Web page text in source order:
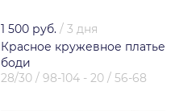
1 500 руб. / 3 дня
Красное кружевное платье
боди
28/30 / 98-104 - 20 / 56-68